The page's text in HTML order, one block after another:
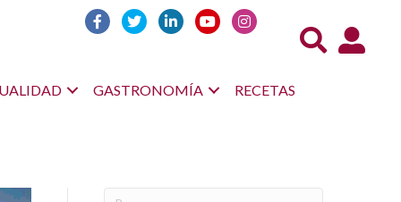
Acceso
GASTRONOMÍA RECETAS